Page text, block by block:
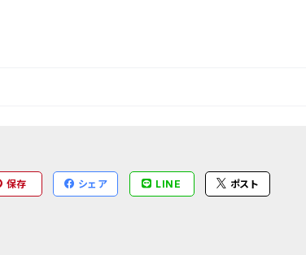
保存 シェア LINE ポスト